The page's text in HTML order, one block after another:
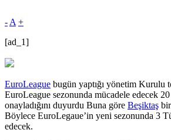
- A +
[ad_1]
EuroLeague bugün yaptığı yönetim Kurulu
EuroLeague sezonunda mücadele edecek
onayladığını duyurdu Buna göre Beşiktaş
Böylece EuroLegaue’in yeni sezonunda 3
edecek.